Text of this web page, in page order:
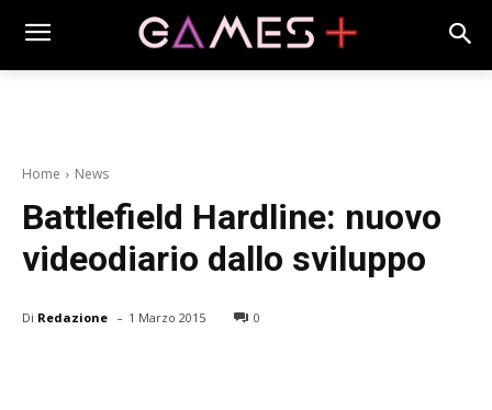
Home News
Battlefield Hardline: nuovo
videodiario dallo sviluppo
Di Redazione - 1 Marzo 2015 0